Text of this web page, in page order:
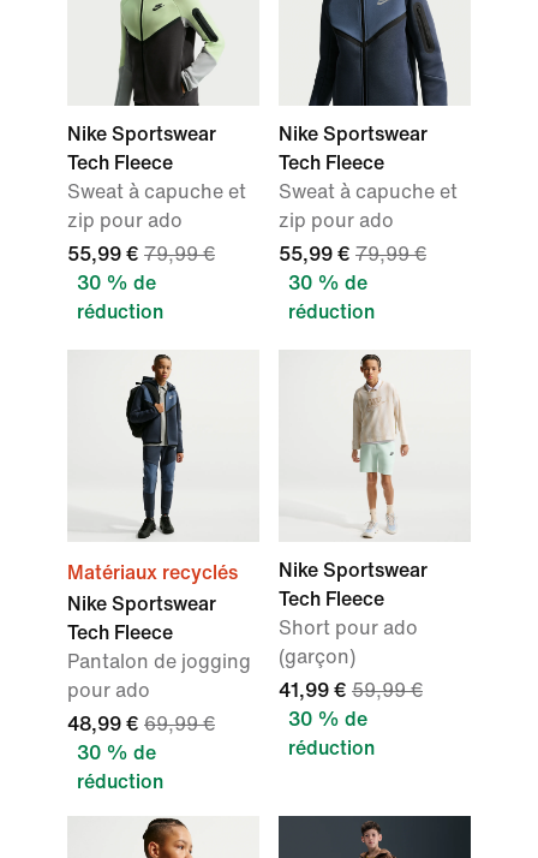
Nike Sportswear
Tech Fleece
Sweat à capuche et
zip pour ado
55,99 € 79,99 €
30 % de
réduction
Nike Sportswear
Tech Fleece
Sweat à capuche et
zip pour ado
55,99 € 79,99 €
30 % de
réduction
Matériaux recyclés
Nike Sportswear
Tech Fleece
Pantalon de jogging
pour ado
48,99 € 69,99 €
30 % de
réduction
Nike Sportswear
Tech Fleece
Short pour ado
(garçon)
41,99 € 59,99 €
30 % de
réduction